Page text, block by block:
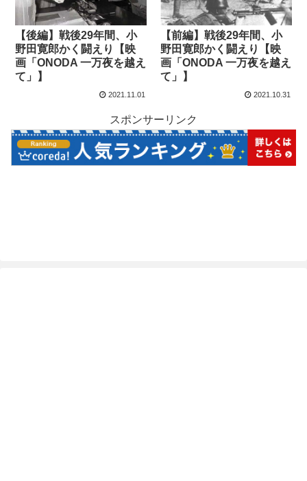
【後編】戦後29年間、小
野田寛郎かく闘えり【映
画「ONODA 一万夜を越え
て」】
2021.11.01
【前編】戦後29年間、小
野田寛郎かく闘えり【映
画「ONODA 一万夜を越え
て」】
2021.10.31
スポンサーリンク